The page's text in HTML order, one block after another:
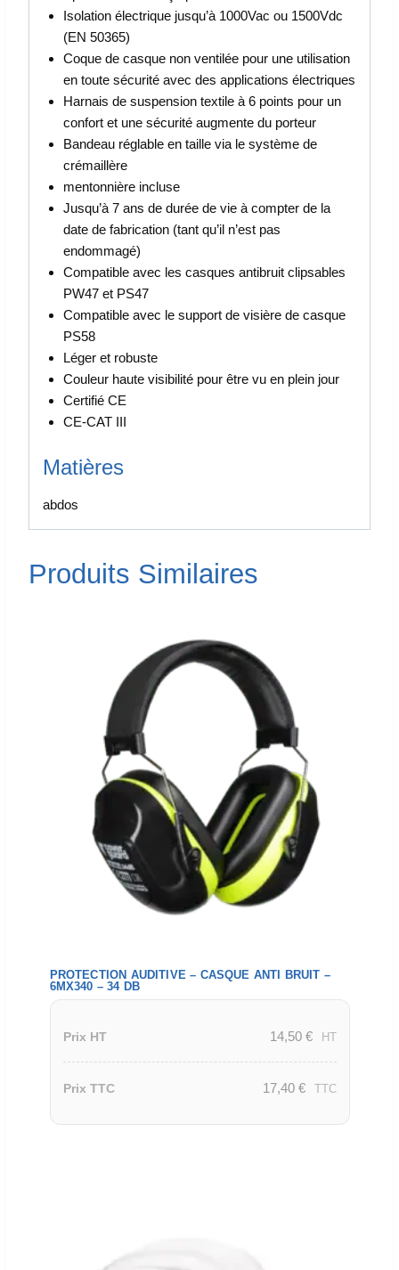
Isolation électrique jusqu’à 1000Vac ou 1500Vdc
(EN 50365)
Coque de casque non ventilée pour une utilisation
en toute sécurité avec des applications électriques
Harnais de suspension textile à 6 points pour un
confort et une sécurité augmente du porteur
Bandeau réglable en taille via le système de
crémaillère
mentonnière incluse
Jusqu’à 7 ans de durée de vie à compter de la
date de fabrication (tant qu’il n’est pas
endommagé)
Compatible avec les casques antibruit clipsables
PW47 et PS47
Compatible avec le support de visière de casque
PS58
Léger et robuste
Couleur haute visibilité pour être vu en plein jour
Certifié CE
CE-CAT III
Matières
abdos
Produits Similaires
PROTECTION AUDITIVE – CASQUE ANTI BRUIT –
6MX340 – 34 DB
Prix HT 14,50 € HT
Prix TTC 17,40 € TTC